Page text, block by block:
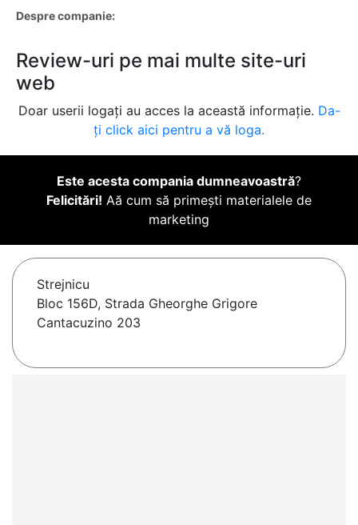
Despre companie:
Review-uri pe mai multe site-uri
web
Doar userii logați au acces la această informație. Da-
ți click aici pentru a vă loga.
Este acesta compania dumneavoastră?
Felicitări! Aă cum să primești materialele de
marketing
Strejnicu
Bloc 156D, Strada Gheorghe Grigore
Cantacuzino 203